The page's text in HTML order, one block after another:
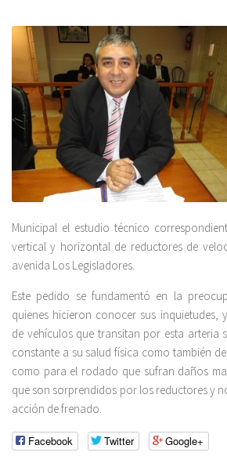
Municipal el estudio técnico
vertical y horizontal de reductores de
avenida Los Legisladores.
Este pedido se fundamentó en la
quienes hicieron conocer sus inquietudes,
de vehículos que transitan por esta arteria
constante a su salud física como también
como para el rodado que sufran daños
que son sorprendidos por los reductores y
acción de frenado.
Facebook Twitter Google+